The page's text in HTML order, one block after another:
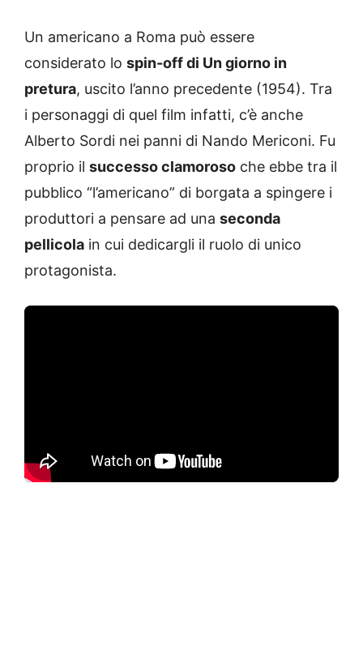
Un americano a Roma può essere
considerato lo spin-off di Un giorno in
pretura, uscito l’anno precedente (1954). Tra
i personaggi di quel film infatti, c’è anche
Alberto Sordi nei panni di Nando Mericoni. Fu
proprio il successo clamoroso che ebbe tra il
pubblico “l’americano” di borgata a spingere i
produttori a pensare ad una seconda
pellicola in cui dedicargli il ruolo di unico
protagonista.